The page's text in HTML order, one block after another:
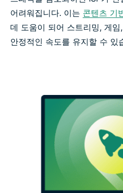
어려워집니다. 이는 콘텐츠 기
데 도움이 되어 스트리밍, 게
안정적인 속도를 유지할 수 있